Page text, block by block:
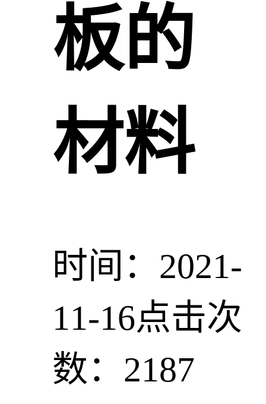
板的
材料
时间：2021-
11-16点击次
数：2187